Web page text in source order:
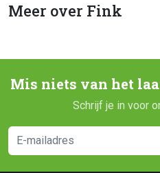
Meer over Fink
Mis niets van het
Schrijf je in voor